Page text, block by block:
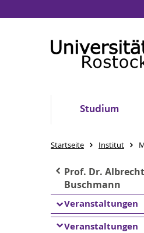
Studium
Startseite Institut
Prof. Dr. Albrecht
Buschmann
Veranstaltungen
Veranstaltungen